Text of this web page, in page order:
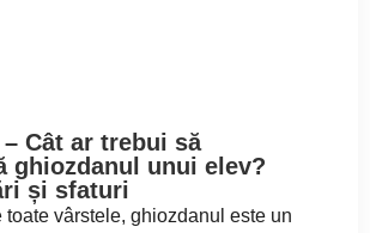
Cât ar trebui să
ghiozdanul unui elev?
și sfaturi
toate vârstele, ghiozdanul este un